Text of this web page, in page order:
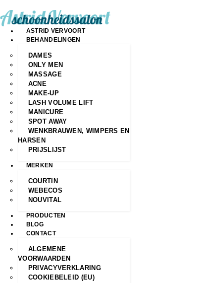
ASTRID VERVOORT
BEHANDELINGEN
DAMES
ONLY MEN
MASSAGE
ACNE
MAKE-UP
LASH VOLUME LIFT
MANICURE
SPOT AWAY
WENKBRAUWEN, WIMPERS EN
HARSEN
PRIJSLIJST
MERKEN
COURTIN
WEBECOS
NOUVITAL
PRODUCTEN
BLOG
CONTACT
ALGEMENE
VOORWAARDEN
PRIVACYVERKLARING
COOKIEBELEID (EU)